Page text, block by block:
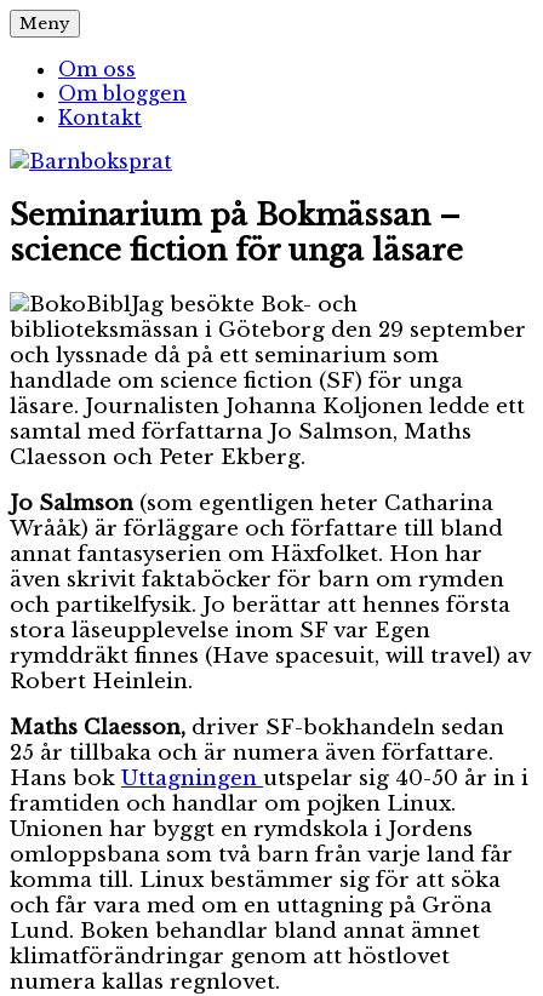
Hoppa
till
innehåll
Barnboksprat
– en blogg om barnböcker
Meny
Om oss
Om bloggen
Kontakt
Seminarium på Bokmässan –
science fiction för unga läsare
Jag besökte Bok- och
biblioteksmässan i Göteborg den 29 september
och lyssnade då på ett seminarium som
handlade om science fiction (SF) för unga
läsare. Journalisten Johanna Koljonen ledde ett
samtal med författarna Jo Salmson, Maths
Claesson och Peter Ekberg.
Jo Salmson (som egentligen heter Catharina
Wrååk) är förläggare och författare till bland
annat fantasyserien om Häxfolket. Hon har
även skrivit faktaböcker för barn om rymden
och partikelfysik. Jo berättar att hennes första
stora läseupplevelse inom SF var Egen
rymddräkt finnes (Have spacesuit, will travel) av
Robert Heinlein.
Maths Claesson, driver SF-bokhandeln sedan
25 år tillbaka och är numera även författare.
Hans bok Uttagningen utspelar sig 40-50 år in i
framtiden och handlar om pojken Linux.
Unionen har byggt en rymdskola i Jordens
omloppsbana som två barn från varje land får
komma till. Linux bestämmer sig för att söka
och får vara med om en uttagning på Gröna
Lund. Boken behandlar bland annat ämnet
klimatförändringar genom att höstlovet
numera kallas regnlovet.